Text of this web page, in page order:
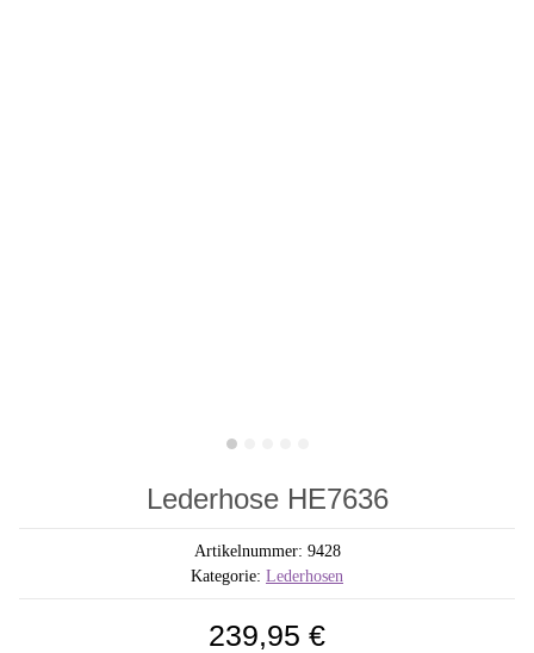
Lederhose HE7636
Artikelnummer: 9428
Kategorie: Lederhosen
239,95 €